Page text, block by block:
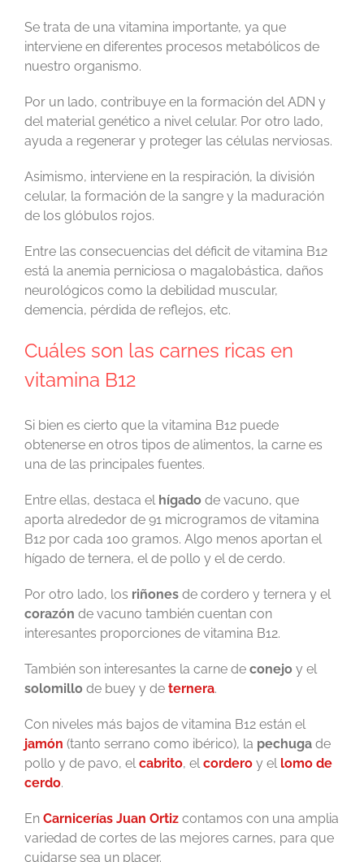
Se trata de una vitamina importante, ya que
interviene en diferentes procesos metabólicos de
nuestro organismo.
Por un lado, contribuye en la formación del ADN y
del material genético a nivel celular. Por otro lado,
ayuda a regenerar y proteger las células nerviosas.
Asimismo, interviene en la respiración, la división
celular, la formación de la sangre y la maduración
de los glóbulos rojos.
Entre las consecuencias del déficit de vitamina B12
está la anemia perniciosa o magalobástica, daños
neurológicos como la debilidad muscular,
demencia, pérdida de reflejos, etc.
Cuáles son las carnes ricas en
vitamina B12
Si bien es cierto que la vitamina B12 puede
obtenerse en otros tipos de alimentos, la carne es
una de las principales fuentes.
Entre ellas, destaca el hígado de vacuno, que
aporta alrededor de 91 microgramos de vitamina
B12 por cada 100 gramos. Algo menos aportan el
hígado de ternera, el de pollo y el de cerdo.
Por otro lado, los riñones de cordero y ternera y el
corazón de vacuno también cuentan con
interesantes proporciones de vitamina B12.
También son interesantes la carne de conejo y el
solomillo de buey y de ternera.
Con niveles más bajos de vitamina B12 están el
jamón (tanto serrano como ibérico), la pechuga de
pollo y de pavo, elcabrito, elcordero y el lomo de
cerdo.
En Carnicerías Juan Ortiz contamos con una amplia
variedad de cortes de las mejores carnes, para que
cuidarse sea un placer.